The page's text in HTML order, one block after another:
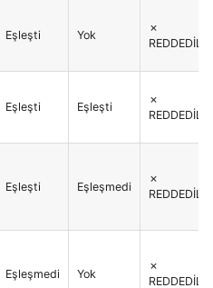
Eşleşti Yok
✗
REDDEDİLİR
Eşleşti Eşleşti
✗
REDDEDİLİR
Eşleşti Eşleşmedi
✗
REDDEDİLİR
Eşleşmedi Yok
✗
REDDEDİLİR